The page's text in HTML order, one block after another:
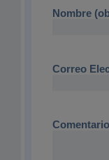
Nombre
Correo
Comentario